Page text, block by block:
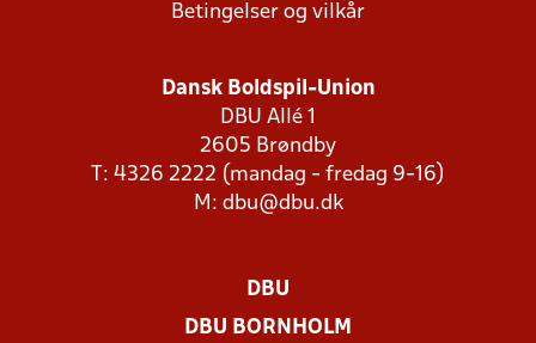
Betingelser og vilkår
Dansk Boldspil-Union
DBU Allé 1
2605 Brøndby
T: 4326 2222 (mandag - fredag 9-16)
M: dbu@dbu.dk
DBU
DBU BORNHOLM